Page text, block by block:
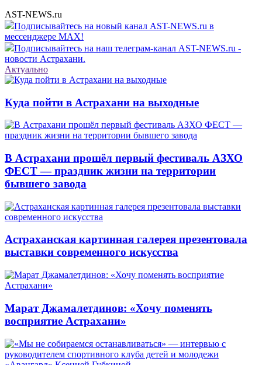
AST-NEWS.ru
Подписывайтесь на новый канал AST-NEWS.ru в
мессенджере MAX!
Подписывайтесь на наш телеграм-канал AST-NEWS.ru -
новости Астрахани.
Актуально
Куда пойти в Астрахани на выходные
В Астрахани прошёл первый фестиваль АЗХО
ФЕСТ — праздник жизни на территории
бывшего завода
Астраханская картинная галерея презентовала
выставки современного искусства
Марат Джамалетдинов: «Хочу поменять
восприятие Астрахани»